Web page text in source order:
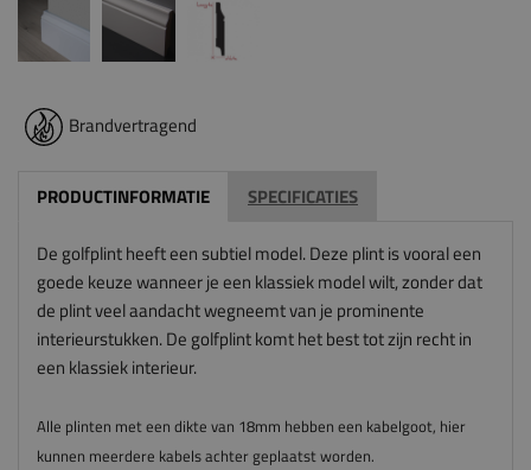
Brandvertragend
PRODUCTINFORMATIE SPECIFICATIES
De golfplint heeft een subtiel model. Deze plint is vooral een
goede keuze wanneer je een klassiek model wilt, zonder dat
de plint veel aandacht wegneemt van je prominente
interieurstukken. De golfplint komt het best tot zijn recht in
een klassiek interieur.
Alle plinten met een dikte van 18mm hebben een kabelgoot, hier
kunnen meerdere kabels achter geplaatst worden.